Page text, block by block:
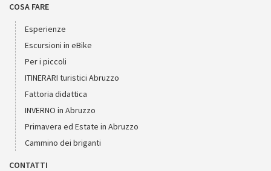
COSA FARE
Esperienze
Escursioni in eBike
Per i piccoli
ITINERARI turistici Abruzzo
Fattoria didattica
INVERNO in Abruzzo
Primavera ed Estate in Abruzzo
Cammino dei briganti
CONTATTI